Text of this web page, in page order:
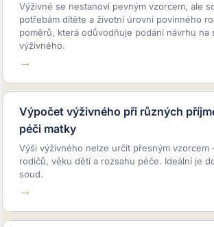
Výživné se nestanoví pevným vzorcem, ale
potřebám dítěte a životní úrovni povinného
poměrů, která odůvodňuje podání návrhu na
výživného.
Výpočet výživného při různých
péči matky
Výši výživného nelze určit přesným
rodičů, věku dětí a rozsahu péče. Ideální je
soud.